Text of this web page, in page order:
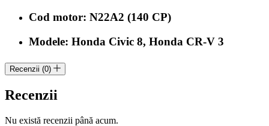
Cod motor: N22A2 (140 CP)
Modele: Honda Civic 8, Honda CR-V 3
Recenzii (0)
Recenzii
Nu există recenzii până acum.